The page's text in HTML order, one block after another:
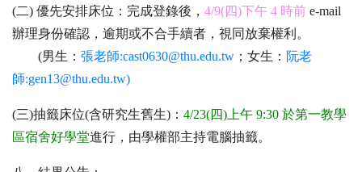
(二) 優先安排床位：完成登錄後， 4/9(四)下午 4 時前 e-mail
辦理身份確認，逾期或不合手續者，視同放棄權利。
(男生： 張老師:cast0630@thu.edu.tw ；女生： 阮老
師:gen13@thu.edu.tw)
(三)抽籤床位(含研究生舊生)： 4/23(四)上午 9:30 於第一教學
區宿舍好學堂進行，由學權部主持電腦抽籤。